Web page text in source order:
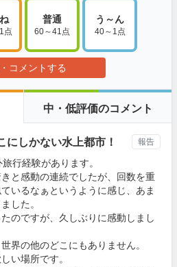
点
普通
60～41点
う～ん
40～1点
コメントする
中・低評価のコメント
にしかない水上都市！
行経験があります。
と感動の連続でしたが、回数を重
いるなぁというように感じ、あま
した。
のですが、久しぶりに感動しまし
界の他のどこにもありません。
い場所です。
報告